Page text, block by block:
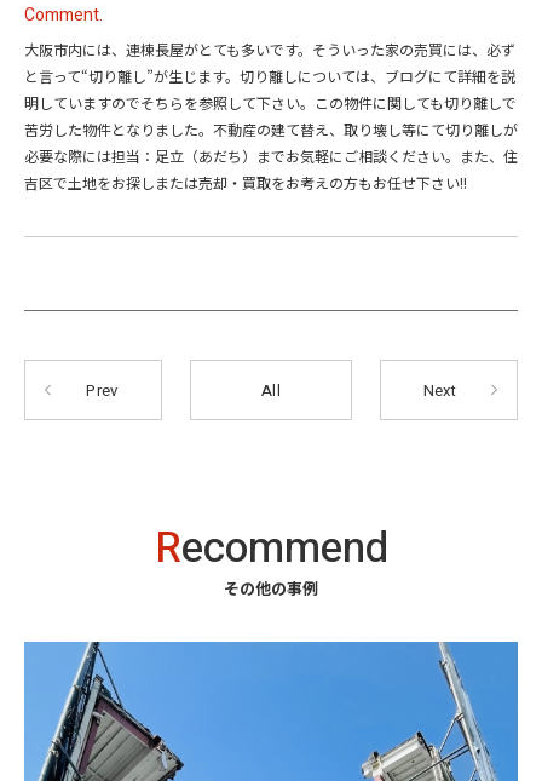
Comment.
大阪市内には、連棟長屋がとても多いです。そういった家の売買には、必ず
と言って“切り離し”が生じます。切り離しについては、ブログにて詳細を説
明していますのでそちらを参照して下さい。この物件に関しても切り離しで
苦労した物件となりました。不動産の建て替え、取り壊し等にて切り離しが
必要な際には担当：足立（あだち）までお気軽にご相談ください。また、住
吉区で土地をお探しまたは売却・買取をお考えの方もお任せ下さい!!
Prev All Next
Recommend
その他の事例